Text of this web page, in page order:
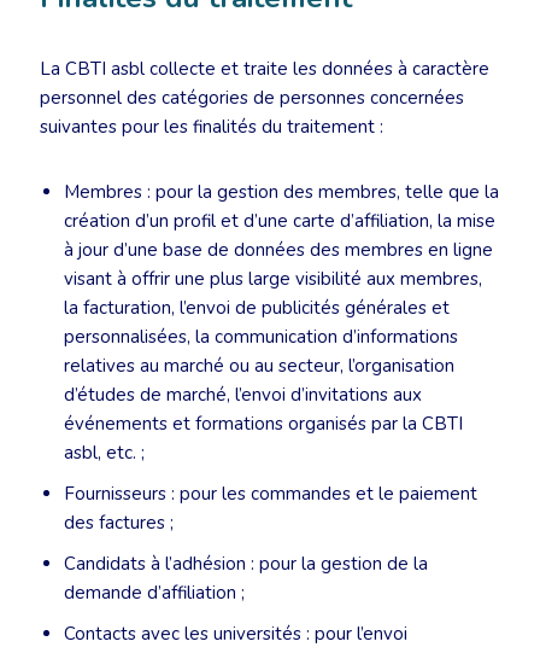
La CBTI asbl collecte et traite les données à caractère
personnel des catégories de personnes concernées
suivantes pour les finalités du traitement :
Membres : pour la gestion des membres, telle que la
création d’un profil et d’une carte d’affiliation, la mise
à jour d’une base de données des membres en ligne
visant à offrir une plus large visibilité aux membres,
la facturation, l’envoi de publicités générales et
personnalisées, la communication d’informations
relatives au marché ou au secteur, l’organisation
d’études de marché, l’envoi d’invitations aux
événements et formations organisés par la CBTI
asbl, etc. ;
Fournisseurs : pour les commandes et le paiement
des factures ;
Candidats à l’adhésion : pour la gestion de la
demande d’affiliation ;
Contacts avec les universités : pour l’envoi